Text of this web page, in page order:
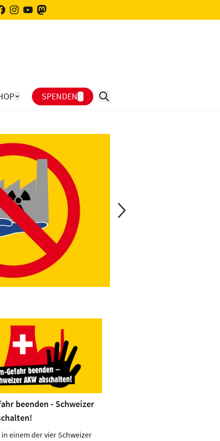
SPENDEN
beenden - Schweizer
einem der vier Schweizer